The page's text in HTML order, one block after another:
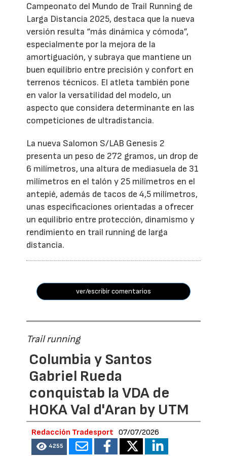
Campeonato del Mundo de Trail Running de
Larga Distancia 2025, destaca que la nueva
versión resulta “más dinámica y cómoda”,
especialmente por la mejora de la
amortiguación, y subraya que mantiene un
buen equilibrio entre precisión y confort en
terrenos técnicos. El atleta también pone
en valor la versatilidad del modelo, un
aspecto que considera determinante en las
competiciones de ultradistancia.
La nueva Salomon S/LAB Genesis 2
presenta un peso de 272 gramos, un drop de
6 milímetros, una altura de mediasuela de 31
milímetros en el talón y 25 milímetros en el
antepié, además de tacos de 4,5 milímetros,
unas especificaciones orientadas a ofrecer
un equilibrio entre protección, dinamismo y
rendimiento en trail running de larga
distancia.
ver/escribir comentarios
Trail running
Columbia y Santos
Gabriel Rueda
conquistab la VDA de
HOKA Val d'Aran by UTM
Redacción Tradesport 07/07/2026
4255